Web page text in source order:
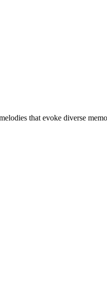
that evoke diverse